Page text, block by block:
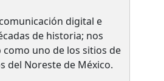
digital e
de historia; nos
uno de los sitios de
del Noreste de México.